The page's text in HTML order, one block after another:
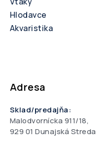
Hlodavce
Akvaristika
Adresa
Sklad/predajňa:
Malodvornícka 911/18,
929 01 Dunajská Streda